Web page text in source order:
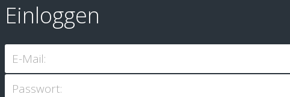
Einloggen
E-Mail:
Passwort: